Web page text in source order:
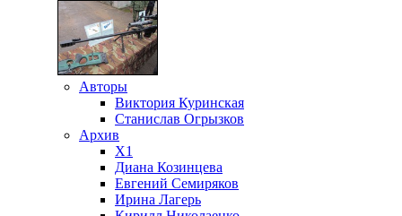
Авторы
Виктория Куринская
Станислав Огрызков
Архив
X1
Диана Козинцева
Евгений Семиряков
Ирина Лагерь